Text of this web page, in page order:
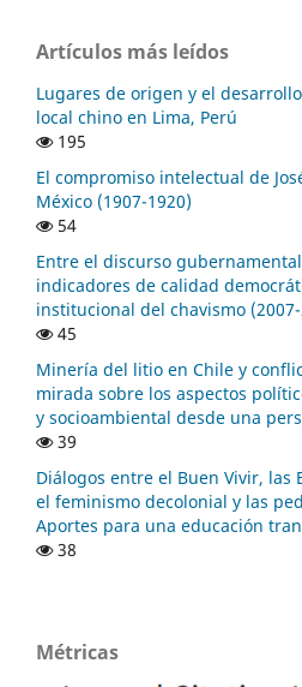
Artículos más leídos
Lugares de origen y el
local chino en Lima, Perú
195
El compromiso intelectual de
México (1907-1920)
54
Entre el discurso
indicadores de calidad
institucional del chavismo
45
Minería del litio en Chile y
mirada sobre los aspectos
y socioambiental desde una
39
Diálogos entre el Buen Vivir, las
el feminismo decolonial y las
Aportes para una educación
38
Métricas